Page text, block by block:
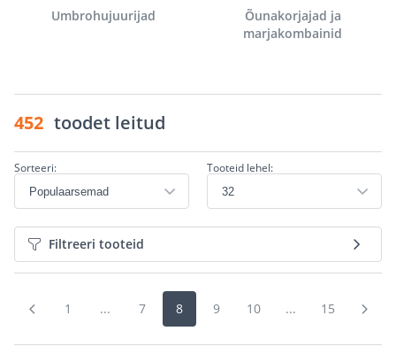
Umbrohujuurijad
Õunakorjajad ja
marjakombainid
452 toodet leitud
Sorteeri: Tooteid lehel:
Filtreeri tooteid
1 ... 7 8 9 10 ... 15